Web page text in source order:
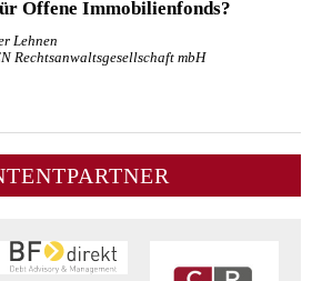
Offene Immobilienfonds?
Lehnen
Rechtsanwaltsgesellschaft mbH